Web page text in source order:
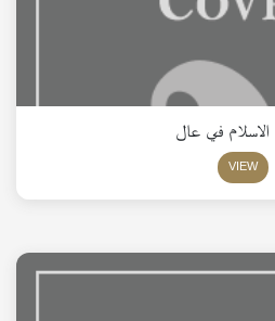
الاسلام في عال
VIEW